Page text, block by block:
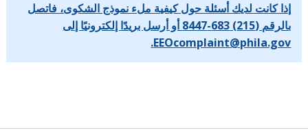
إذا كانت لديك أسئلة حول كيفية ملء نموذج الشكوى، فاتصل
بالرقم (215) 683-8447 أو أرسل بريدًا إلكترونيًا إلى
EEOcomplaint@phila.gov.